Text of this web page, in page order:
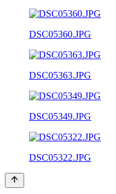
DSC05360.JPG
DSC05363.JPG
DSC05349.JPG
DSC05322.JPG